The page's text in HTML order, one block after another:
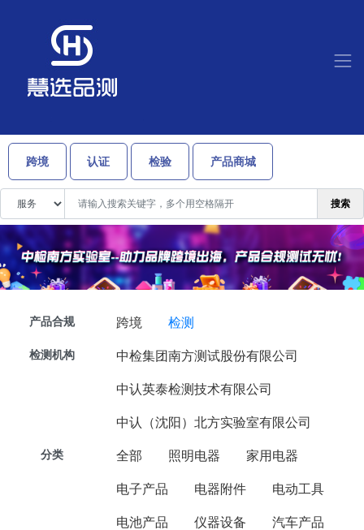
跨境 认证 检验 产品商城
搜索
产品合规 跨境 检测
检测机构 中检集团南方测试股份有限公司
中认英泰检测技术有限公司
中认（沈阳）北方实验室有限公司
分类 全部 照明电器 家用电器
电子产品 电器附件 电动工具
电池产品 仪器设备 汽车产品